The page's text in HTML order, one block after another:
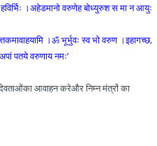
हविर्भिः ।अहेडमानो वरुणेह बोध्युरुश स मा न आयुः
।ॐ भूर्भुवः स्व भो वरुण ।इहागच्छ,
पतये वरुणाय नमः’
आवाहन करेऔर निम्न मंत्रों का